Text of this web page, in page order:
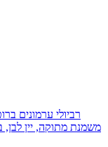
רביולי ערמונים
משמנת מתוקה, יין לבן,